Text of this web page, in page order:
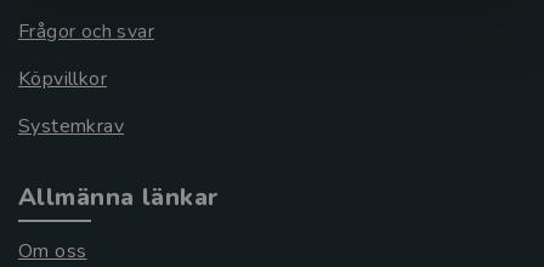
Frågor och svar
Köpvillkor
Systemkrav
Allmänna länkar
Om oss